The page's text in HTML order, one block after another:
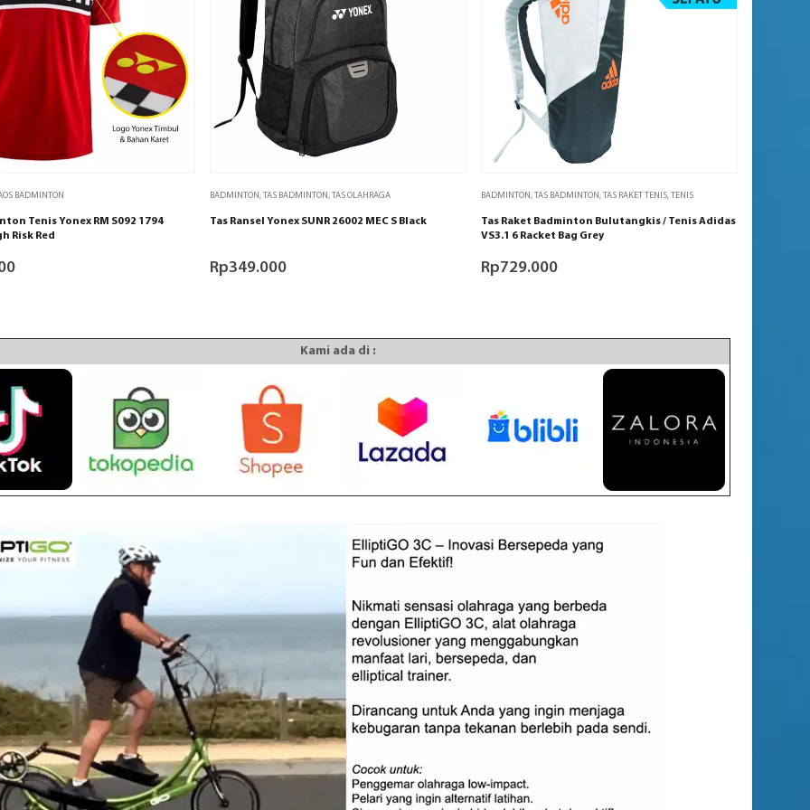
BADMINTON
Tenis Yonex RM S092 1794
Risk Red
BADMINTON, TAS BADMINTON, TAS OLAHRAGA
Tas Ransel Yonex SUNR 26002 MEC S Black
Rp349.000
BADMINTON, TAS BADMINTON, TAS RAKET TENIS, TENIS
Tas Raket Badminton Bulutangkis / Tenis Adidas
VS3.1 6 Racket Bag Grey
Rp729.000
Kami ada di :